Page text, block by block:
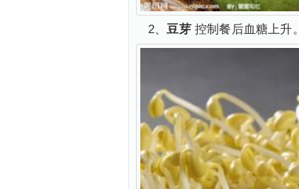
2、豆芽控制餐后血糖上升。